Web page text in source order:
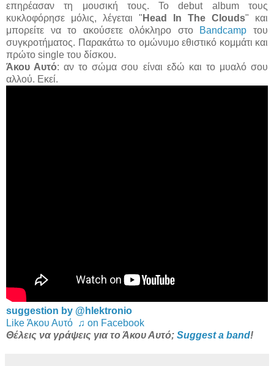
επηρέασαν τη μουσική τους. To debut album τους
κυκλοφόρησε μόλις, λέγεται " Head In The Clouds" και
μπορείτε να το ακούσετε ολόκληρο στο Bandcamp του
συγκροτήματος. Παρακάτω το ομώνυμο εθιστικό κομμάτι και
πρώτο single του δίσκου.
Άκου Αυτό: αν το σώμα σου είναι εδώ και το μυαλό σου
αλλού. Εκεί.
suggestion by @hlektronio
Like Άκου Αυτό ♫ on Facebook
Θέλεις να γράψεις για το Άκου Αυτό; Suggest a band!